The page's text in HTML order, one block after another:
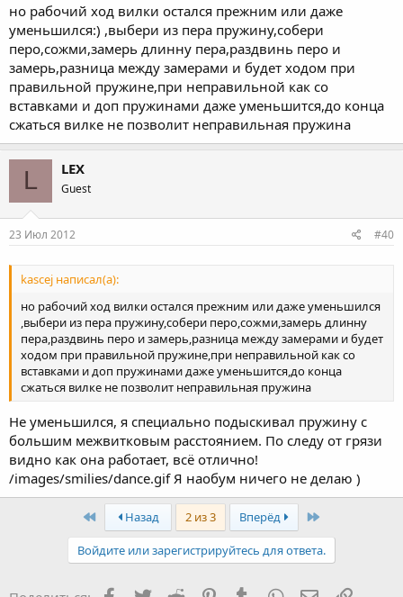
но рабочий ход вилки остался прежним или даже
уменьшился:) ,выбери из пера пружину,собери
перо,сожми,замерь длинну пера,раздвинь перо и
замерь,разница между замерами и будет ходом при
правильной пружине,при неправильной как со
вставками и доп пружинами даже уменьшится,до конца
сжаться вилке не позволит неправильная пружина
L LEX
Guest
23 Июл 2012 #40
kascej написал(а):
но рабочий ход вилки остался прежним или даже уменьшился
,выбери из пера пружину,собери перо,сожми,замерь длинну
пера,раздвинь перо и замерь,разница между замерами и будет
ходом при правильной пружине,при неправильной как со
вставками и доп пружинами даже уменьшится,до конца
сжаться вилке не позволит неправильная пружина
Не уменьшился, я специально подыскивал пружину с
большим межвитковым расстоянием. По следу от грязи
видно как она работает, всё отлично!
/images/smilies/dance.gif Я наобум ничего не делаю )
First Назад 2 из 3 Вперёд Last
Войдите или зарегистрируйтесь для ответа.